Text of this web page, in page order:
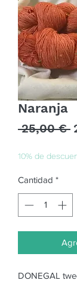
Naranja
25,00 €
10% de
Cantidad *
DONEGAL